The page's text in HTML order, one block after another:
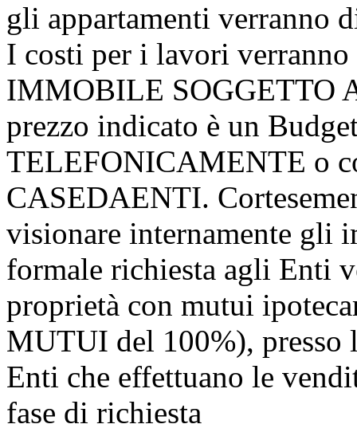
gli appartamenti verranno
I costi per i lavori
IMMOBILE SOGGETTO
prezzo indicato è un
TELEFONICAMENTE o
CASEDAENTI.
visionare internamente gli
formale richiesta agli Enti
proprietà con mutui
MUTUI del 100%), presso
Enti che effettuano le
fase di richiesta